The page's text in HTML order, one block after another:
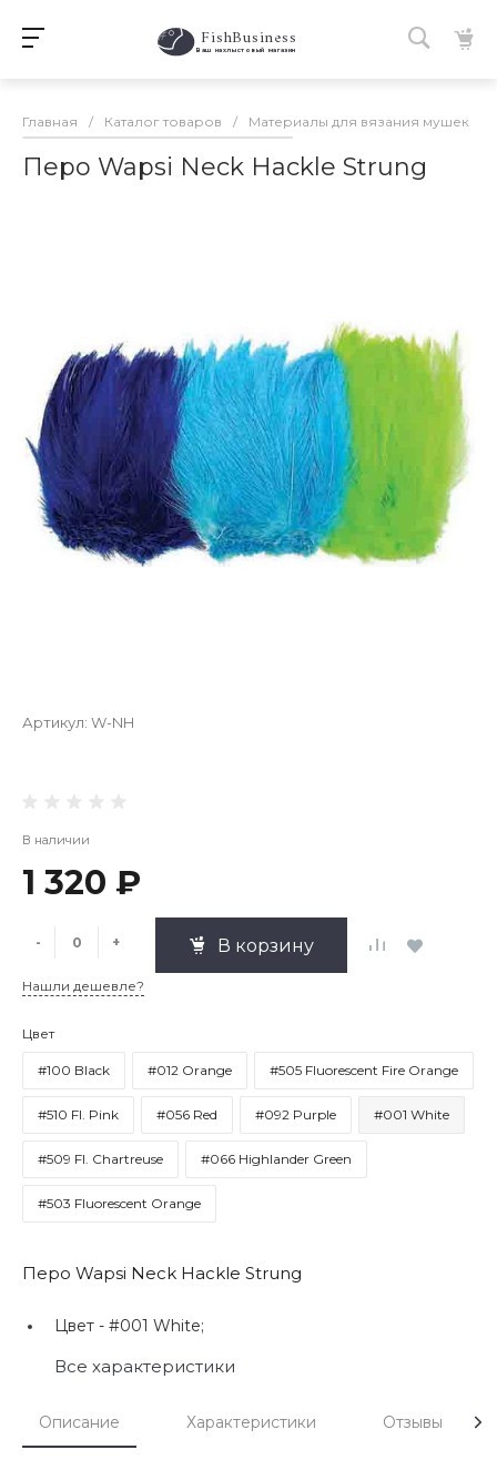
FishBusiness
Ваш нахлыстовый магазин
Главная / Каталог товаров / Материалы для вязания мушек
Перо Wapsi Neck Hackle Strung
Артикул: W-NH
В наличии
1 320 ₽
- + В корзину
Нашли дешевле?
Цвет
#100 Black #012 Orange #505 Fluorescent Fire Orange
#510 Fl. Pink #056 Red #092 Purple #001 White
#509 Fl. Chartreuse #066 Highlander Green
#503 Fluorescent Orange
Перо Wapsi Neck Hackle Strung
Цвет - #001 White;
Все характеристики
Описание Характеристики Отзывы